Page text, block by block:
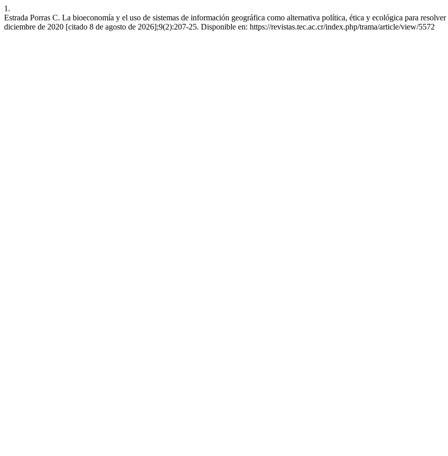
1.
Estrada Porras C. La bioeconomía y el uso de sistemas de información geográfica como alternativa política, ética y ecológica para
diciembre de 2020 [citado 8 de agosto de 2026];9(2):207-25. Disponible en: https://revistas.tec.ac.cr/index.php/trama/article/view/5572